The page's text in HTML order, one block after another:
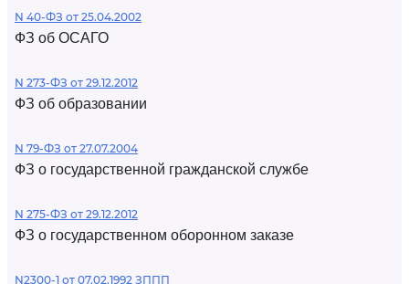
N 40-ФЗ от 25.04.2002
ФЗ об ОСАГО
N 273-ФЗ от 29.12.2012
ФЗ об образовании
N 79-ФЗ от 27.07.2004
ФЗ о государственной гражданской службе
N 275-ФЗ от 29.12.2012
ФЗ о государственном оборонном заказе
N2300-1 от 07.02.1992 ЗППП